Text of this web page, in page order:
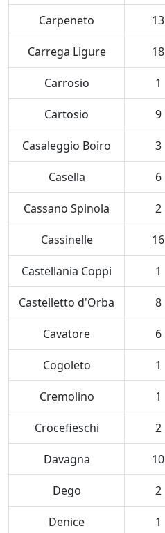
Carpeneto 13
Carrega Ligure 18
Carrosio 1
Cartosio 9
Casaleggio Boiro 3
Casella 6
Cassano Spinola 2
Cassinelle 16
Castellania Coppi 1
Castelletto d'Orba 8
Cavatore 6
Cogoleto 1
Cremolino 1
Crocefieschi 2
Davagna 10
Dego 2
Denice 1